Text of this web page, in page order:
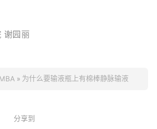
谢园丽
» 为什么要输液瓶上有棉棒静脉输液
分享到